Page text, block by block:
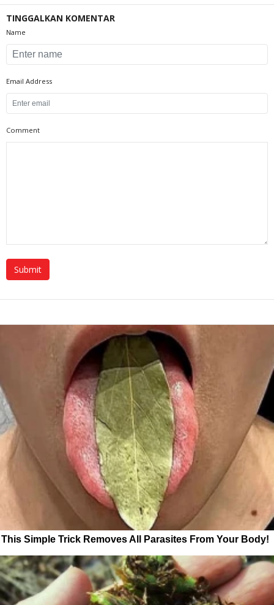
TINGGALKAN KOMENTAR
Name
Email Address
Comment
This Simple Trick Removes All Parasites From Your Body!